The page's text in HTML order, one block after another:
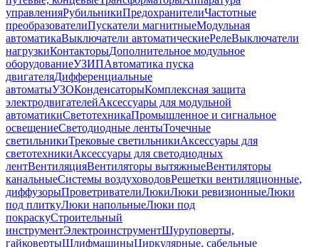
управленияРубильникиПредохранителиЧастотные
преобразователиПускатели магнитныеМодульная
автоматикаВыключатели автоматическиеРелеВыключатели
нагрузкиКонтакторыДополнительное модульное
оборудованиеУЗИПАвтоматика пуска
двигателяДифференциальные
автоматыУЗОКонденсаторыКомплексная защита
электродвигателейАксессуары для модульной
автоматикиСветотехникаПромышленное и сигнальное
освещениеСветодиодные лентыТочечные
светильникиТрековые светильникиАксессуары для
светотехникиАксессуары для светодиодных
лентВентиляцияВентиляторы вытяжныеВентиляторы
канальныеСистемы воздуховодовРешетки вентиляционные,
диффузорыПроветривателиЛюкиЛюки ревизионныеЛюки
под плиткуЛюки напольныеЛюки под
покраскуСтроительный
инструментЭлектроинструментШуруповерты,
гайковертыШлифмашиныЦиркулярные, сабельные